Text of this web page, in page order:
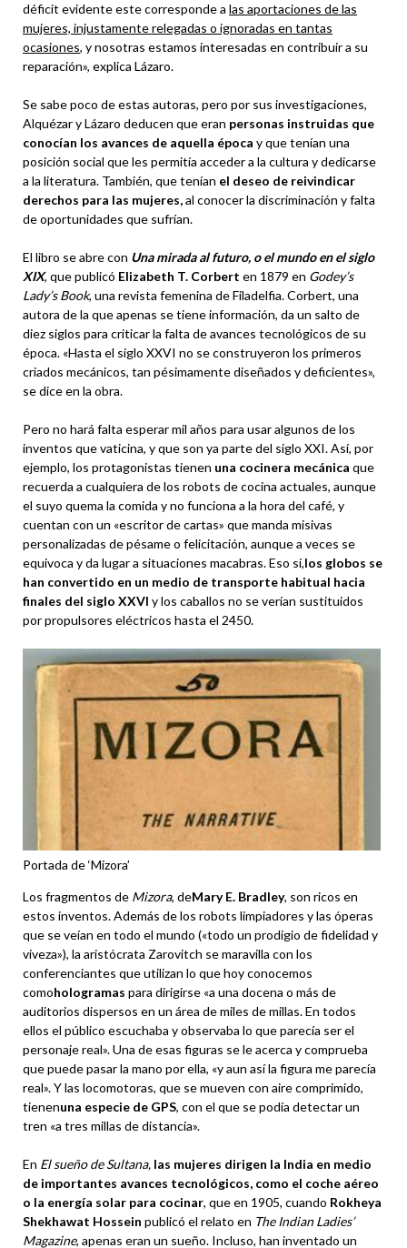
déficit evidente este corresponde a las aportaciones de las
mujeres, injustamente relegadas o ignoradas en tantas
ocasiones, y nosotras estamos interesadas en contribuir a su
reparación», explica Lázaro.
Se sabe poco de estas autoras, pero por sus investigaciones,
Alquézar y Lázaro deducen que eran personas instruidas que
conocían los avances de aquella época y que tenían una
posición social que les permitía acceder a la cultura y dedicarse
a la literatura. También, que tenían el deseo de reivindicar
derechos para las mujeres,al conocer la discriminación y falta
de oportunidades que sufrían.
El libro se abre con Una mirada al futuro, o el mundo en el siglo
XIX, que publicó Elizabeth T. Corbert en 1879 en Godey’s
Lady’s Book, una revista femenina de Filadelfia. Corbert, una
autora de la que apenas se tiene información, da un salto de
diez siglos para criticar la falta de avances tecnológicos de su
época. «Hasta el siglo XXVI no se construyeron los primeros
criados mecánicos, tan pésimamente diseñados y deficientes»,
se dice en la obra.
Pero no hará falta esperar mil años para usar algunos de los
inventos que vaticina, y que son ya parte del siglo XXI. Así, por
ejemplo, los protagonistas tienen una cocinera mecánica que
recuerda a cualquiera de los robots de cocina actuales, aunque
el suyo quema la comida y no funciona a la hora del café, y
cuentan con un «escritor de cartas» que manda misivas
personalizadas de pésame o felicitación, aunque a veces se
equivoca y da lugar a situaciones macabras. Eso sí,los globos se
han convertido en un medio de transporte habitual hacia
finales del siglo XXVI y los caballos no se verían sustituidos
por propulsores eléctricos hasta el 2450.
Portada de ‘Mizora’
Los fragmentos de Mizora, deMary E. Bradley, son ricos en
estos inventos. Además de los robots limpiadores y las óperas
que se veían en todo el mundo («todo un prodigio de fidelidad y
viveza»), la aristócrata Zarovitch se maravilla con los
conferenciantes que utilizan lo que hoy conocemos
comohologramas para dirigirse «a una docena o más de
auditorios dispersos en un área de miles de millas. En todos
ellos el público escuchaba y observaba lo que parecía ser el
personaje real». Una de esas figuras se le acerca y comprueba
que puede pasar la mano por ella, «y aun así la figura me parecía
real». Y las locomotoras, que se mueven con aire comprimido,
tienenuna especie de GPS, con el que se podía detectar un
tren «a tres millas de distancia».
En El sueño de Sultana, las mujeres dirigen la India en medio
de importantes avances tecnológicos, como el coche aéreo
o la energía solar para cocinar, que en 1905, cuando Rokheya
Shekhawat Hossein publicó el relato en The Indian Ladies’
Magazine, apenas eran un sueño. Incluso, han inventado un